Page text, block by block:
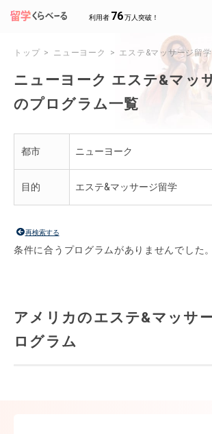
利用者 76万人突破！
トップ ニューヨーク エステ&マッサージ留学
ニューヨーク エステ&マッ
のプログラム一覧
都市 ニューヨーク
目的 エステ&マッサージ留学
再検索する
条件に合うプログラムがありませんでした。
アメリカのエステ&マッサ
ログラム